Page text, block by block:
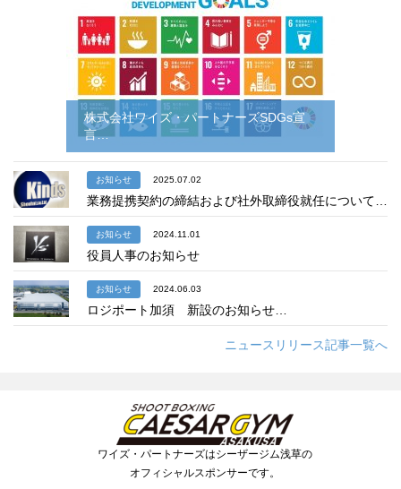
株式会社ワイズ・パートナーズSDGs宣
言…
お知らせ 2025.07.02
業務提携契約の締結および社外取締役就任について…
お知らせ 2024.11.01
役員人事のお知らせ
お知らせ 2024.06.03
ロジポート加須 新設のお知らせ…
ニュースリリース記事一覧へ
ワイズ・パートナーズはシーザージム浅草の
オフィシャルスポンサーです。